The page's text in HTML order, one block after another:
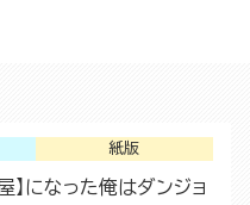
紙版
】になった俺はダンジョ